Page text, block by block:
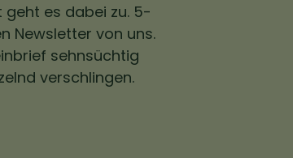
es dabei zu. 5-
Newsletter von uns.
sehnsüchtig
verschlingen.